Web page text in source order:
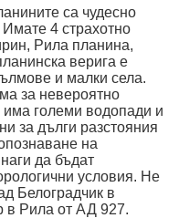
са чудесно
4 страхотно
Рила планина,
верига е
и малки села.
за невероятно
големи водопади и
за дълги разстояния
на
да бъдат
условия. Не
Белоградчик в
в Рила от АД 927.